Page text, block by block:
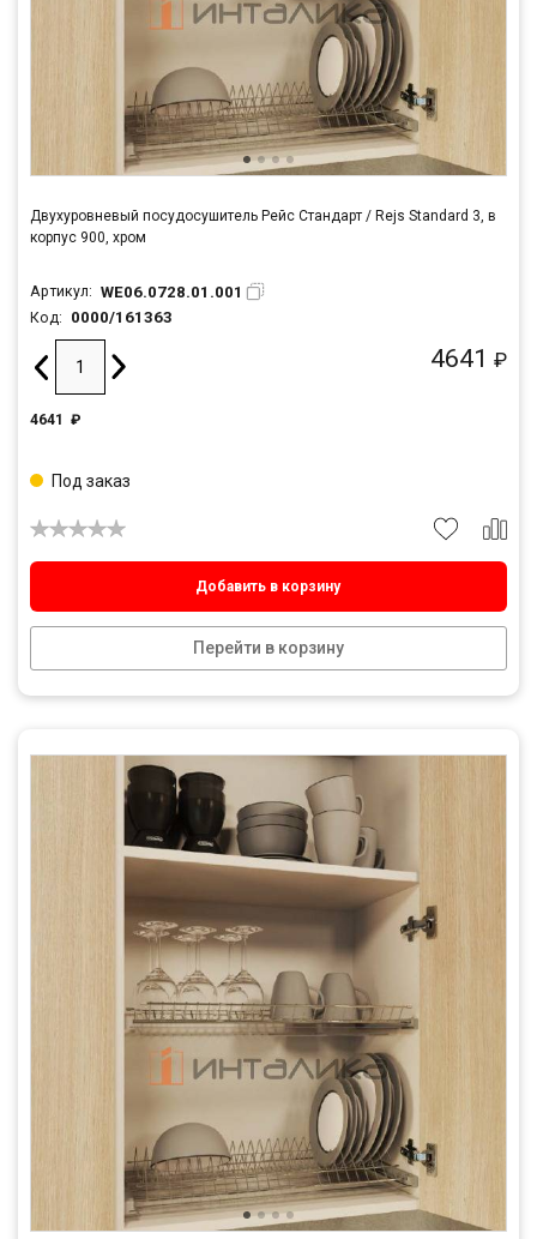
Двухуровневый посудосушитель Рейс Стандарт / Rejs Standard 3, в
корпус 900, хром
Артикул: WE06.0728.01.001
Код: 0000/161363
4641 ₽
4641 ₽
Добавить в корзину
Перейти в корзину
Под заказ